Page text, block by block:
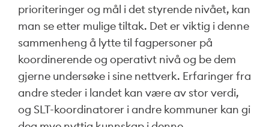
prioriteringer og mål i det styrende nivået, kan
man se etter mulige tiltak. Det er viktig i denne
sammenheng å lytte til fagpersoner på
koordinerende og operativt nivå og be dem
gjerne undersøke i sine nettverk. Erfaringer fra
andre steder i landet kan være av stor verdi,
og SLT-koordinatorer i andre kommuner kan gi